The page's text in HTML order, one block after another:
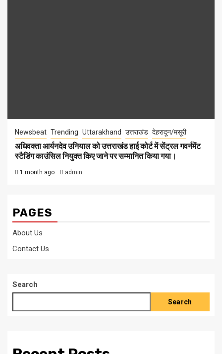
Newsbeat Trending Uttarakhand उत्तराखंड देहरादून/मसूरी
अधिवक्ता आर्यनदेव उनियाल को उत्तराखंड हाई कोर्ट में सेंट्रल गवर्नमेंट
स्टैडिंग काउंसिल नियुक्त किए जाने पर सम्मानित किया गया।
1 month ago admin
PAGES
About Us
Contact Us
Search
Search